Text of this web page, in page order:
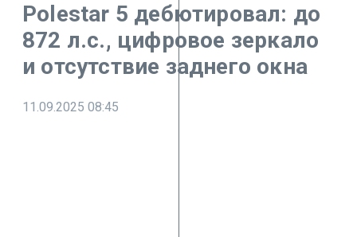
Polestar 5 дебютировал: до
872 л.с., цифровое зеркало
и отсутствие заднего окна
11.09.2025 08:45